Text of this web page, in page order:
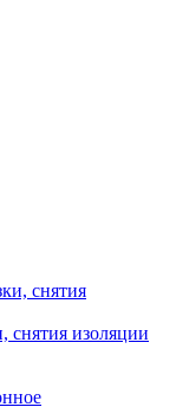
снятия изоляции